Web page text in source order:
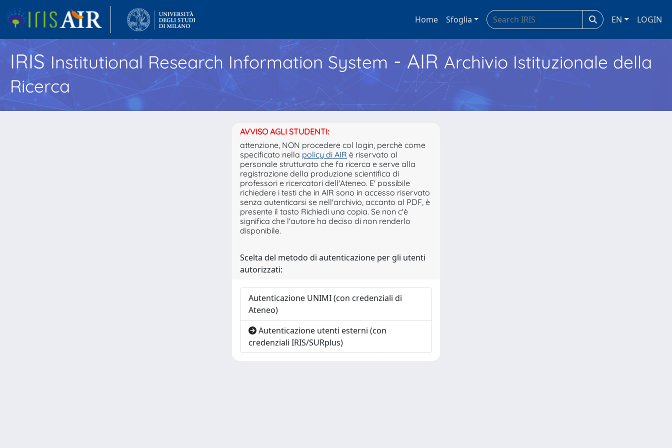
Home Sfoglia EN LOGIN
IRISInstitutional Research Information System - AIR Archivio Istituzionale della
Ricerca
AVVISO AGLI STUDENTI:
attenzione, NON procedere col login, perchè come
specificato nella policy di AIR è riservato al
personale strutturato che fa ricerca e serve alla
registrazione della produzione scientifica di
professori e ricercatori dell'Ateneo. E' possibile
richiedere i testi che in AIR sono in accesso riservato
senza autenticarsi se nell'archivio, accanto al PDF, è
presente il tasto Richiedi una copia. Se non c'è
significa che l'autore ha deciso di non renderlo
disponibile.
Scelta del metodo di autenticazione per gli utenti
autorizzati:
Autenticazione UNIMI (con credenziali di
Ateneo)
Autenticazione utenti esterni (con
credenziali IRIS/SURplus)